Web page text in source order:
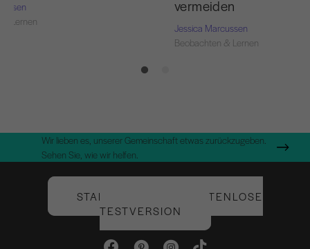
Lernen
vermeiden
Jessica Marcussen
Beobachten & Lernen
Wir lieben es, unserer Gemeinschaft etwas zurückzugeben.
Sehen Sie, wie wir helfen.
STARTEN SIE IHRE KOSTENLOSE
TESTVERSION